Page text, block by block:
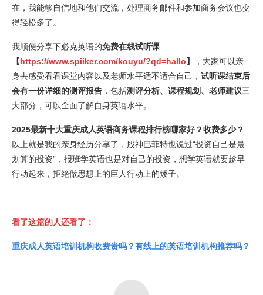
在，我能够自信地和他们交流，处理商务邮件和参加商务会议也变
得轻松多了。
我顺便分享下必克英语的免费在线试听课
【https://www.spiiker.com/kouyu/?qd=hallo】
，大家可以亲
身去感受看看课堂内容以及老师水平适不适合自己， 试听课结束后
会有一份详细的测评报告 ，包括测评分析、课程规划、老师建议三
大部分，可以全面了解自身英语水平。
2025最新十大重庆成人英语商务课程排行榜哪家好？收费多少？
以上就是我的亲身经历分享了，股神巴菲特也说过“投资自己是最
划算的投资”，报班学英语也是对自己的投资，想学英语就要趁早
行动起来，拒绝做思想上的巨人行动上的矮子。
看了这篇的人还看了：
重庆成人英语培训机构收费贵吗？有线上的英语培训机构推荐吗？